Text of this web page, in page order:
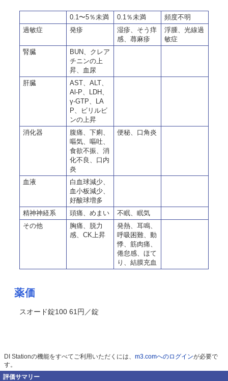
0.1〜5％未満 0.1％未満
頻度不明
過敏症
発疹
湿疹、そう痒
感、蕁麻疹
浮腫、光線過
敏症
腎臓
BUN、クレア
チニンの上
昇、血尿
肝臓
AST、ALT、
Al-P、LDH、
γ-GTP、LA
P、ビリルビ
ンの上昇
消化器
腹痛、下痢、
嘔気、嘔吐、
食欲不振、消
化不良、口内
炎
便秘、口角炎
血液
白血球減少、
血小板減少、
好酸球増多
精神神経系
頭痛、めまい
不眠、眠気
その他
胸痛、脱力
感、CK上昇
発熱、耳鳴、
呼吸困難、動
悸、筋肉痛、
倦怠感、ほて
り、結膜充血
薬価
スオード錠100 61円／錠
DI Stationの機能をすべてご利用いただくには、 m3.comへのログインが必要で
す。
評価サマリー